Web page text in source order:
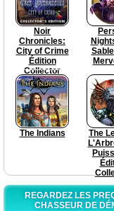
Noir
Chronicles:
City of Crime
Édition
Collector
The Indians
The
REGARDEZ LES
CHASSEUR DE